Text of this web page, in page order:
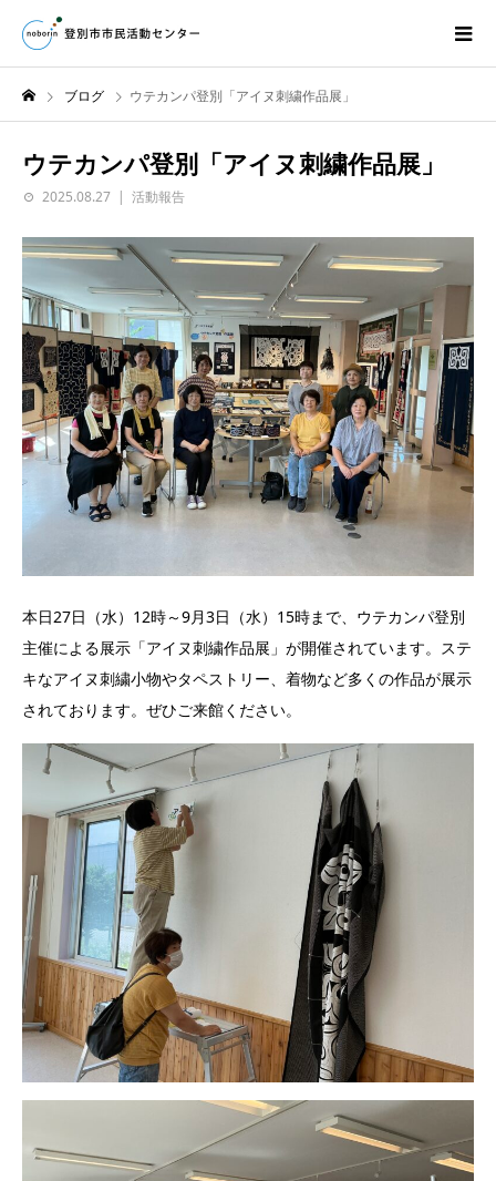
ブログ ウテカンパ登別「アイヌ刺繍作品展」
ウテカンパ登別「アイヌ刺繍作品展」
2025.08.27 活動報告
本日27日（水）12時～9月3日（水）15時まで、ウテカンパ登別
主催による展示「アイヌ刺繍作品展」が開催されています。ステ
キなアイヌ刺繍小物やタペストリー、着物など多くの作品が展示
されております。ぜひご来館ください。